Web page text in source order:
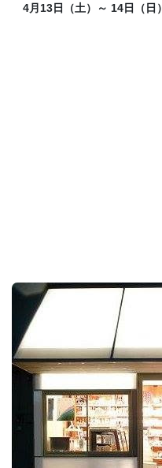
4月13日（土）～ 14日（日）